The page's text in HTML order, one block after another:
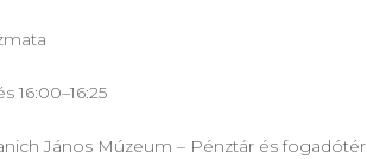
16:00–16:25
János Múzeum – Pénztár és fogadótér